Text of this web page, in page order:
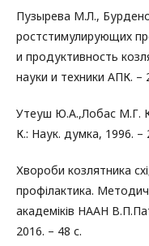
Пузырева М.Л.,
ростстимулирующих
и продуктивность
науки и техники АПК. –
Утеуш Ю.А.,Лобас М.Г.
К.: Наук. думка, 1996. –
Хвороби козлятника
профілактика.
академіків НААН
2016. – 48 с.